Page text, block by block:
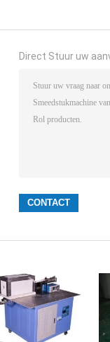
Direct Stuur uw